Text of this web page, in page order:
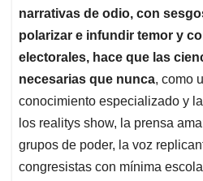
narrativas de odio, con
polarizar e infundir temor y
electorales, hace que las
necesarias que nunca, como
conocimiento especializado y
los realitys show, la prensa
grupos de poder, la voz
congresistas con mínima